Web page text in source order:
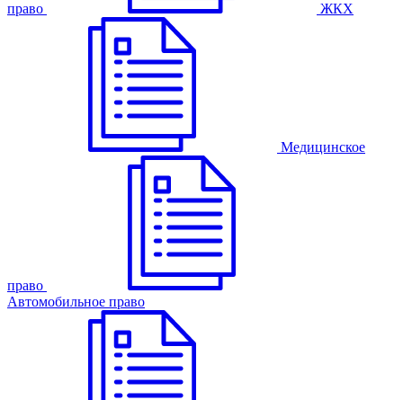
право ЖКХ
Медицинское
право
Автомобильное право